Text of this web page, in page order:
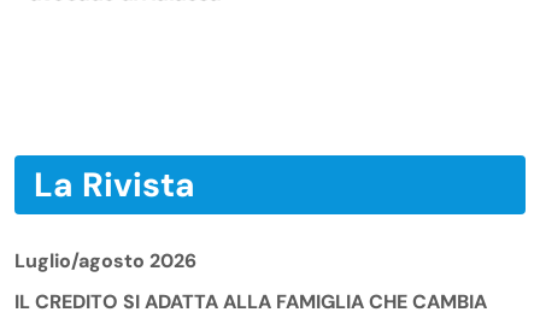
La Rivista
Luglio/agosto 2026
IL CREDITO SI ADATTA ALLA FAMIGLIA CHE CAMBIA